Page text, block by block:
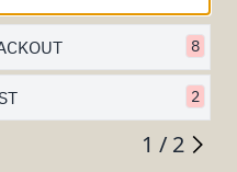
8
2
1 / 2